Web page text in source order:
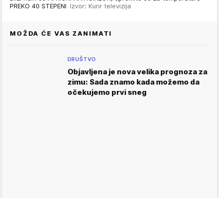
PREKO 40 STEPENI Izvor: Kurir televizija
MOŽDA ĆE VAS ZANIMATI
DRUŠTVO
Objavljena je nova velika prognoza za
zimu: Sada znamo kada možemo da
očekujemo prvi sneg